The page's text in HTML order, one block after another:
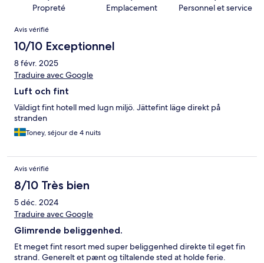
Propreté Emplacement Personnel et service
Avis
Avis vérifié
10/10 Exceptionnel
8 févr. 2025
Traduire avec Google
Luft och fint
Väldigt fint hotell med lugn miljö. Jättefint läge direkt på
stranden
Toney, séjour de 4 nuits
Avis vérifié
8/10 Très bien
5 déc. 2024
Traduire avec Google
Glimrende beliggenhed.
Et meget fint resort med super beliggenhed direkte til eget fin
strand. Generelt et pænt og tiltalende sted at holde ferie.